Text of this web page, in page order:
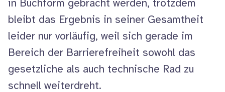
in Buchform gebracht werden, trotzdem
bleibt das Ergebnis in seiner Gesamtheit
leider nur vorläufig, weil sich gerade im
Bereich der Barrierefreiheit sowohl das
gesetzliche als auch technische Rad zu
schnell weiterdreht.